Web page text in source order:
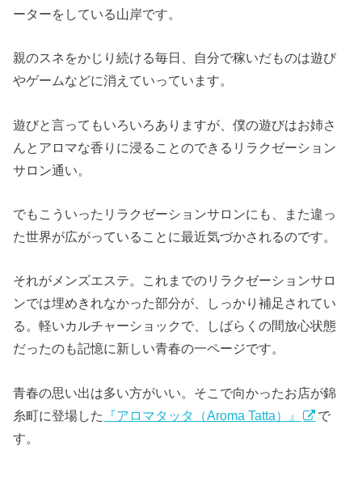
ーターをしている山岸です。
親のスネをかじり続ける毎日、自分で稼いだものは遊び
やゲームなどに消えていっています。
遊びと言ってもいろいろありますが、僕の遊びはお姉さ
んとアロマな香りに浸ることのできるリラクゼーション
サロン通い。
でもこういったリラクゼーションサロンにも、また違っ
た世界が広がっていることに最近気づかされるのです。
それがメンズエステ。これまでのリラクゼーションサロ
ンでは埋めきれなかった部分が、しっかり補足されてい
る。軽いカルチャーショックで、しばらくの間放心状態
だったのも記憶に新しい青春の一ページです。
青春の思い出は多い方がいい。そこで向かったお店が錦
糸町に登場した
『アロマタッタ（Aroma Tatta）』
で
す。